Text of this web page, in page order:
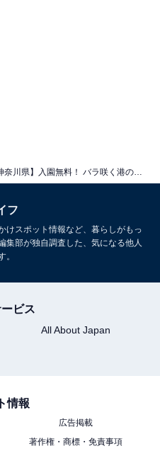
・桜山・ちびっこ動物
の広域公園
フ
けスポット情報など、暮らしがもっ
集部が独自調査した、気になる他人
。
ビス
All About Japan
情報
広告掲載
著作権・商標・免責事項